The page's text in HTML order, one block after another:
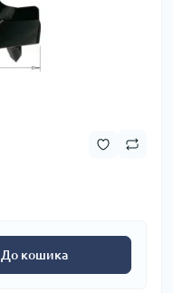
До кошика